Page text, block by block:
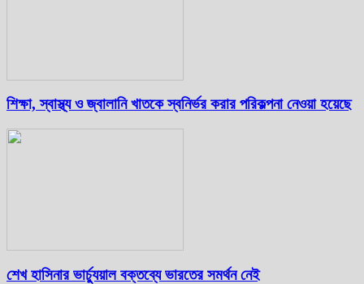
শিক্ষা, স্বাস্থ্য ও জ্বালানি খাতকে স্বনির্ভর করার পরিকল্পনা নেওয়া হয়েছে
শেখ হাসিনার ভার্চ্যুয়াল বক্তব্যে ভারতের সমর্থন নেই